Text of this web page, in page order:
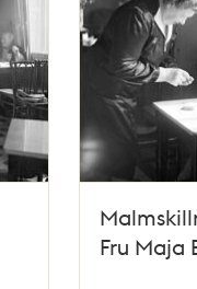
Fru Maja